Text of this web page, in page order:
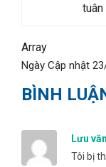
Array
Ngày Cập nhật
BÌNH
Lưu
Tôi bị